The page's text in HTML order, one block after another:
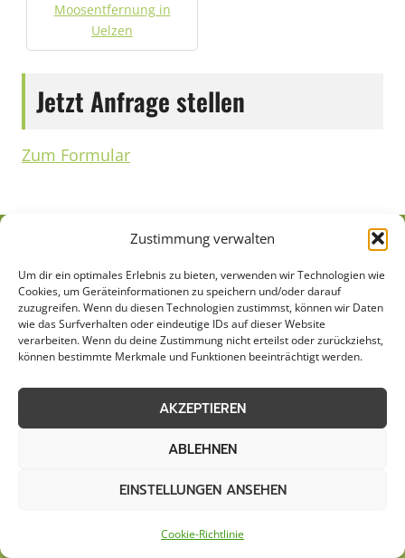
Zustimmung verwalten
Um dir ein optimales Erlebnis zu bieten, verwenden wir Technologien wie
Cookies, um Geräteinformationen zu speichern und/oder darauf
zuzugreifen. Wenn du diesen Technologien zustimmst, können wir Daten
wie das Surfverhalten oder eindeutige IDs auf dieser Website
verarbeiten. Wenn du deine Zustimmung nicht erteilst oder zurückziehst,
können bestimmte Merkmale und Funktionen beeinträchtigt werden.
AKZEPTIEREN
ABLEHNEN
EINSTELLUNGEN ANSEHEN
Cookie-Richtlinie
Moosentfernung in
Uelzen
Jetzt Anfrage stellen
Zum Formular
AGB
Datenschutzerklärung
Cookie-Richtlinie (EU)
Impressum
Sitemap